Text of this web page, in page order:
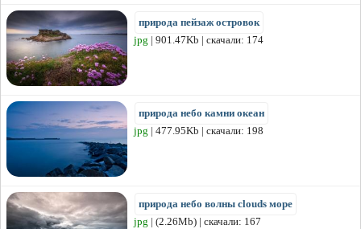
природа пейзаж островок
jpg | 901.47Kb | скачали: 174
природа небо камни океан
jpg | 477.95Kb | скачали: 198
природа небо волны clouds море
jpg | (2.26Mb) | скачали: 167